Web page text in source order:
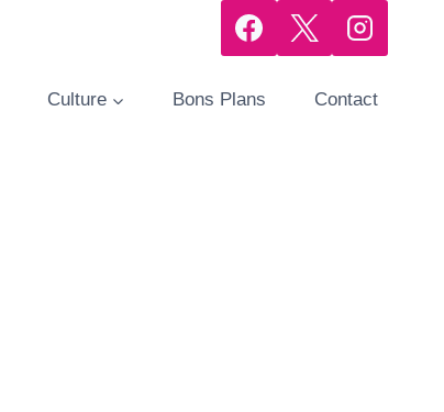
Culture Bons Plans Contact